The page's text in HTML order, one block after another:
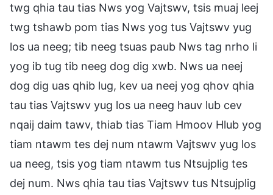
twg qhia tau tias Nws yog Vajtswv, tsis muaj leej
twg tshawb pom tias Nws yog tus Vajtswv yug
los ua neeg; tib neeg tsuas paub Nws tag nrho li
yog ib tug tib neeg dog dig xwb. Nws ua neej
dog dig uas qhib lug, kev ua neej yog qhov qhia
tau tias Vajtswv yug los ua neeg hauv lub cev
nqaij daim tawv, thiab tias Tiam Hmoov Hlub yog
tiam ntawm tes dej num ntawm Vajtswv yug los
ua neeg, tsis yog tiam ntawm tus Ntsujplig tes
dej num. Nws qhia tau tias Vajtswv tus Ntsujplig